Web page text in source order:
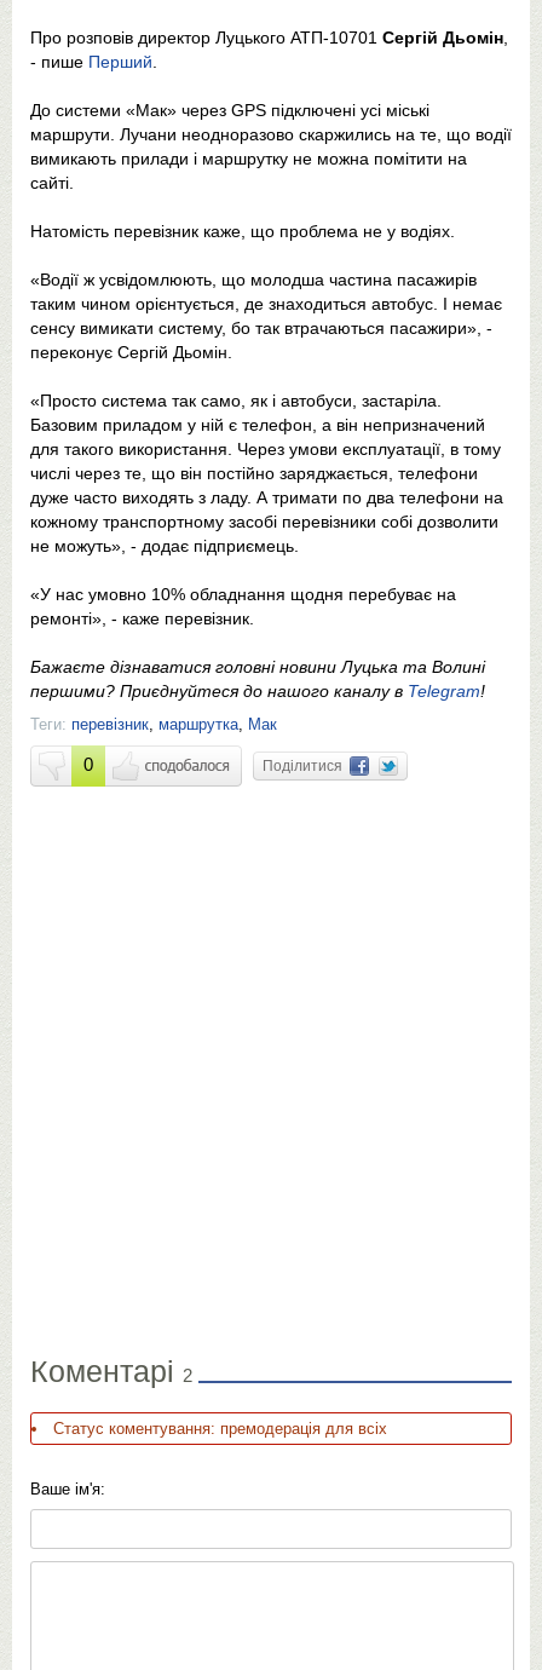
Про розповів директор Луцького АТП-10701 Сергій Дьомін
- пише Перший
До системи «Мак» через GPS підключені усі міські
маршрути. Лучани неодноразово скаржились на те, що водії
вимикають прилади і маршрутку не можна помітити на
сайті.
Натомість перевізник каже, що проблема не у водіях.
«Водії ж усвідомлюють, що молодша частина пасажирів
таким чином орієнтується, де знаходиться автобус. І немає
сенсу вимикати систему, бо так втрачаються пасажири», -
переконує Сергій Дьомін.
«Просто система так само, як і автобуси, застаріла.
Базовим приладом у ній є телефон, а він непризначений
для такого використання. Через умови експлуатації, в тому
числі через те, що він постійно заряджається, телефони
дуже часто виходять з ладу. А тримати по два телефони на
кожному транспортному засобі перевізники собі дозволити
не можуть», - додає підприємець.
«У нас умовно 10% обладнання щодня перебуває на
ремонті», - каже перевізник.
Бажаєте дізнаватися головні новини Луцька та Волині
першими? Приєднуйтеся до нашого каналу в Telegram!
Теги: перевізник, маршрутка, Мак
0 Поділитися
Коментарі 2
Статус коментування: премодерація для всіх
Ваше ім'я: